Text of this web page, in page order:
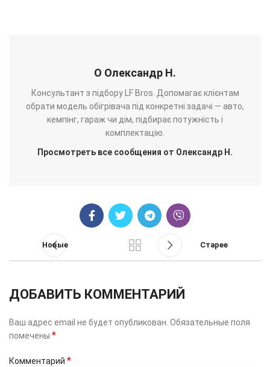
О Олександр Н.
Консультант з підбору LF Bros. Допомагає клієнтам
обрати модель обігрівача під конкретні задачі — авто,
кемпінг, гараж чи дім, підбирає потужність і
комплектацію.
Просмотреть все сообщения от Олександр Н.
Новые Старее
ДОБАВИТЬ КОММЕНТАРИЙ
Ваш адрес email не будет опубликован. Обязательные поля
помечены *
Комментарий *